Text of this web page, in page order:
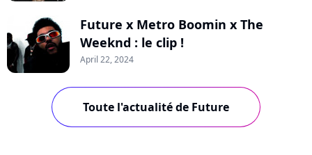
Future x Metro Boomin x The
Weeknd : le clip !
April 22, 2024
Toute l'actualité de Future